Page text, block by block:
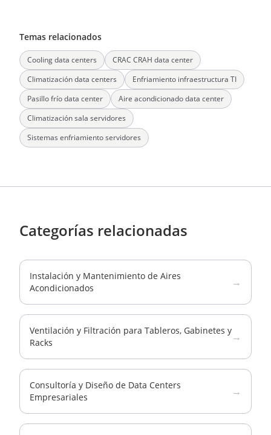
Temas relacionados
Cooling data centers
CRAC CRAH data center
Climatización data centers
Enfriamiento infraestructura TI
Pasillo frío data center
Aire acondicionado data center
Climatización sala servidores
Sistemas enfriamiento servidores
Categorías relacionadas
Instalación y Mantenimiento de Aires
Acondicionados
→
Ventilación y Filtración para Tableros, Gabinetes y
Racks
→
Consultoría y Diseño de Data Centers
Empresariales
→